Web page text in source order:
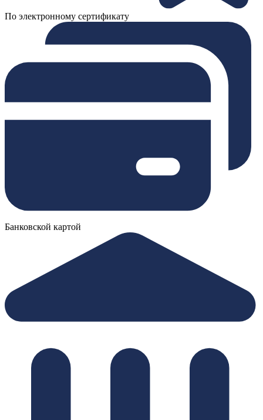
По электронному сертификату
Банковской картой